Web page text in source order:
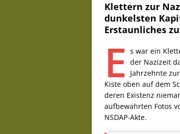
Klettern zur
dunkelsten
Erstaunliches
E s war ein
der Nazizeit
Jahrzehnte
Kiste oben auf dem
deren Existenz
aufbewahrten Fotos
NSDAP-Akte.